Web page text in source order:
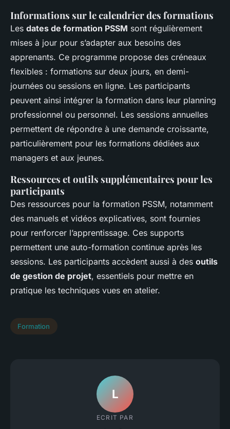
Informations sur le calendrier des formations
Les dates de formation PSSM sont régulièrement
mises à jour pour s’adapter aux besoins des
apprenants. Ce programme propose des créneaux
flexibles : formations sur deux jours, en demi-
journées ou sessions en ligne. Les participants
peuvent ainsi intégrer la formation dans leur planning
professionnel ou personnel. Les sessions annuelles
permettent de répondre à une demande croissante,
particulièrement pour les formations dédiées aux
managers et aux jeunes.
Ressources et outils supplémentaires pour les
participants
Des ressources pour la formation PSSM, notamment
des manuels et vidéos explicatives, sont fournies
pour renforcer l’apprentissage. Ces supports
permettent une auto-formation continue après les
sessions. Les participants accèdent aussi à des outils
de gestion de projet, essentiels pour mettre en
pratique les techniques vues en atelier.
Formation
L
ECRIT PAR